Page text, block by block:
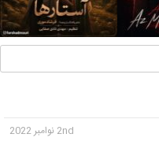
2nd نوامبر 2022